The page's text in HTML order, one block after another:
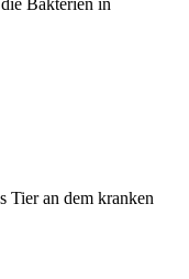
Tier an dem kranken